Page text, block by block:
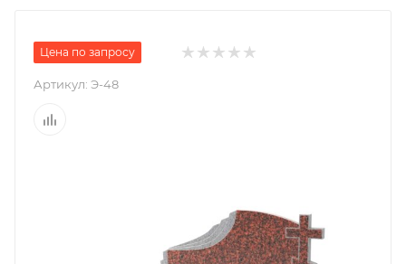
Цена по запросу
Артикул: Э-48